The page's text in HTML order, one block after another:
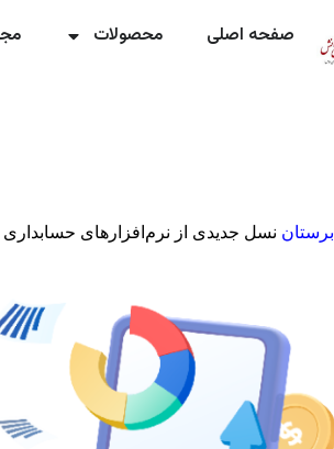
صفحه اصلی محصولات
ابرستان نسل جدیدی از نرم‌افزارهای حسابداری